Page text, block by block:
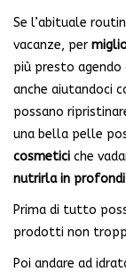
Se l’abituale
vacanze, per
più presto
anche aiutandoci
possano
una bella pelle
cosmetici che
nutrirla in
Prima di tutto
prodotti non
Poi andare ad